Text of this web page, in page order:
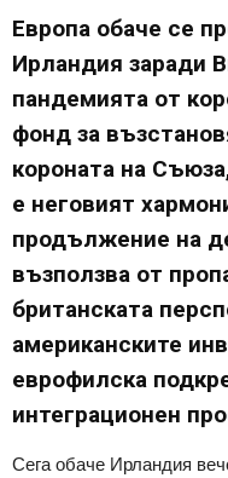
Европа обаче се
Ирландия заради
пандемията от
фонд за
короната на
е неговият
продължение на
възползва от
британската
американските
еврофилска
интеграционен
Сега обаче Ирландия